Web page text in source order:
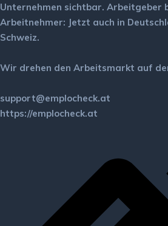
Unternehmen sichtbar. Arbeitgeber
Arbeitnehmer: Jetzt auch in
Schweiz.
Wir drehen den Arbeitsmarkt auf
support@emplocheck.at
https://emplocheck.at